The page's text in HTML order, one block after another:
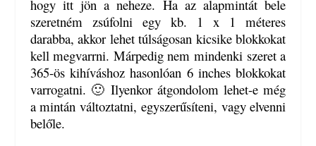
hogy itt jön a neheze. Ha az alapmintát bele
szeretném zsúfolni egy kb. 1 x 1 méteres
darabba, akkor lehet túlságosan kicsike blokkokat
kell megvarrni. Márpedig nem mindenki szeret a
365-ös kihíváshoz hasonlóan 6 inches blokkokat
varrogatni. 🙂 Ilyenkor átgondolom lehet-e még
a mintán változtatni, egyszerűsíteni, vagy elvenni
belőle.